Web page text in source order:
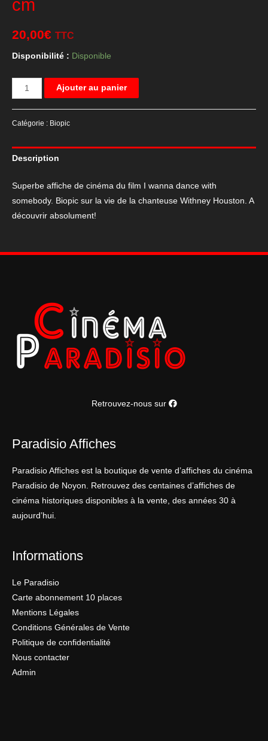
cm
20,00€ TTC
Disponibilité : Disponible
quantité
de
cinéma
I
Dance
with
somebody
Ajouter au panier
Catégorie : Biopic
Description
Superbe affiche de cinéma du film I wanna dance with
somebody. Biopic sur la vie de la chanteuse Withney Houston. A
découvrir absolument!
Retrouvez-nous sur
Paradisio Affiches
Paradisio Affiches est la boutique de vente d’affiches du cinéma
Paradisio de Noyon. Retrouvez des centaines d’affiches de
cinéma historiques disponibles à la vente, des années 30 à
aujourd’hui.
Informations
Le Paradisio
Carte abonnement 10 places
Mentions Légales
Conditions Générales de Vente
Politique de confidentialité
Nous contacter
Admin